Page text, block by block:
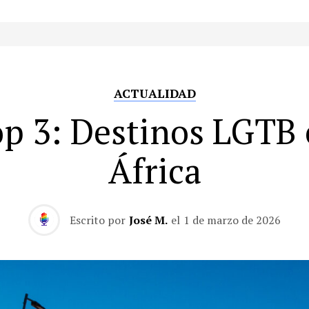
ACTUALIDAD
3: Destinos LGTB
África
Escrito por José M. el 1 de marzo de 2026